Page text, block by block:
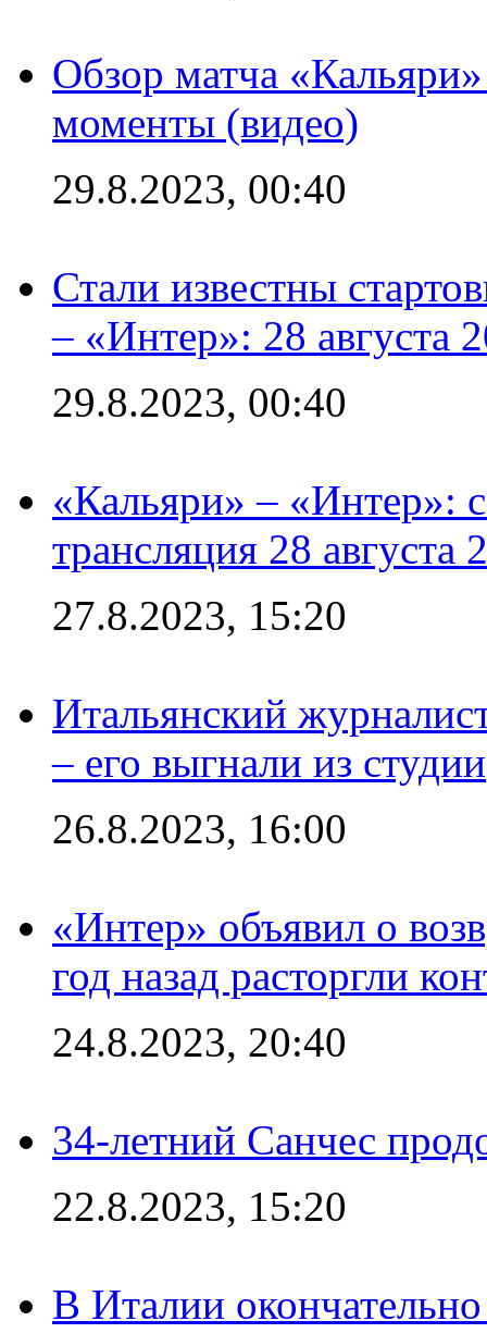
Обзор матча
моменты (видео)
29.8.2023, 00:40
Стали известны
– «Интер»: 28 августа
29.8.2023, 00:40
«Кальяри» – «Интер»:
трансляция 28 августа
27.8.2023, 15:20
Итальянский
– его выгнали из студии
26.8.2023, 16:00
«Интер» объявил о
год назад расторгли
24.8.2023, 20:40
34-летний Санчес
22.8.2023, 15:20
В Италии